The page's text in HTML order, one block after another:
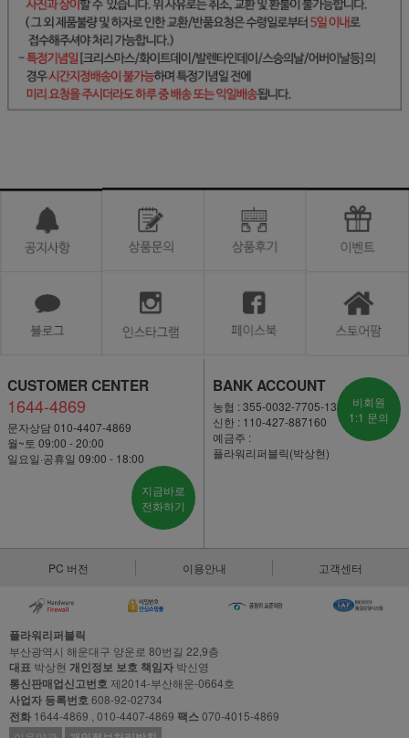
CUSTOMER CENTER
1644-4869
문자상담 010-4407-4869
월~토 09:00 - 20:00
일요일·공휴일 09:00 - 18:00
지금바로
전화하기
BANK ACCOUNT
농협 : 355-0032-7705-13
신한 : 110-427-887160
예금주 :
플라워리퍼블릭(박상현)
비회원
1:1 문의
PC 버전 이용안내 고객센터
플라워리퍼블릭
부산광역시 해운대구 양운로 80번길 22,9층
대표 박상현 개인정보 보호 책임자 박신영
통신판매업신고번호 제2014-부산해운-0664호
사업자 등록번호 608-92-02734
전화 1644-4869 , 010-4407-4869 팩스070-4015-4869